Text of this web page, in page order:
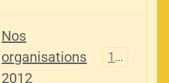
Nos
organisations
2012
155